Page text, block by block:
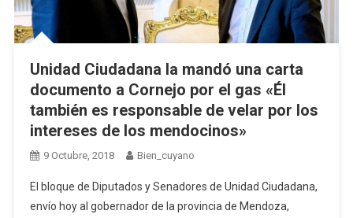
Unidad Ciudadana la mandó una carta
documento a Cornejo por el gas «Él
también es responsable de velar por los
intereses de los mendocinos»
9 Octubre, 2018 Bien_cuyano
El bloque de Diputados y Senadores de Unidad Ciudadana,
envío hoy al gobernador de la provincia de Mendoza,